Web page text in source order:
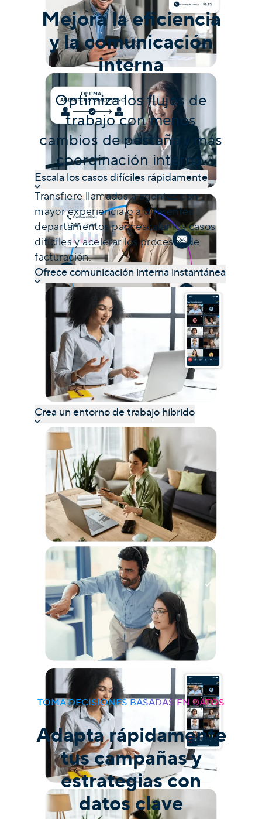
Mejora la eficiencia
y la comunicación
interna
Optimiza los flujos de
trabajo con menos
cambios de pestaña y más
coordinación interna.
Escala los casos difíciles rápidamente
Transfiere llamadas a agentes con
mayor experiencia o a diferentes
departamentos para escalar los casos
difíciles y acelerar los procesos de
facturación.
Ofrece comunicación interna instantánea
Crea un entorno de trabajo híbrido
TOMA DECISIONES BASADAS EN DATOS
Adapta rápidamente
tus campañas y
estrategias con
datos clave